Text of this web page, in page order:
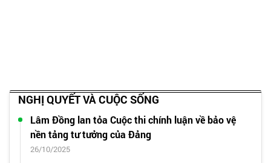
NGHỊ QUYẾT VÀ CUỘC SỐNG
Lâm Đồng lan tỏa Cuộc thi chính luận về bảo vệ
nền tảng tư tưởng của Đảng
26/10/2025